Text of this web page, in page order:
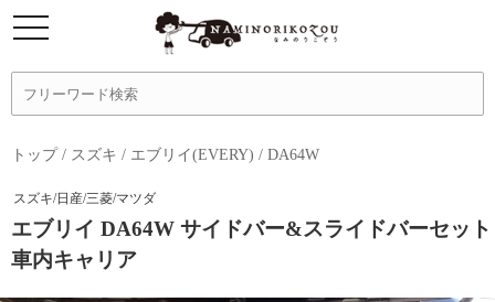
トップ/ スズキ / エブリイ(EVERY) / DA64W
スズキ/日産/三菱/マツダ
エブリイ DA64W サイドバー&スライドバーセット
車内キャリア